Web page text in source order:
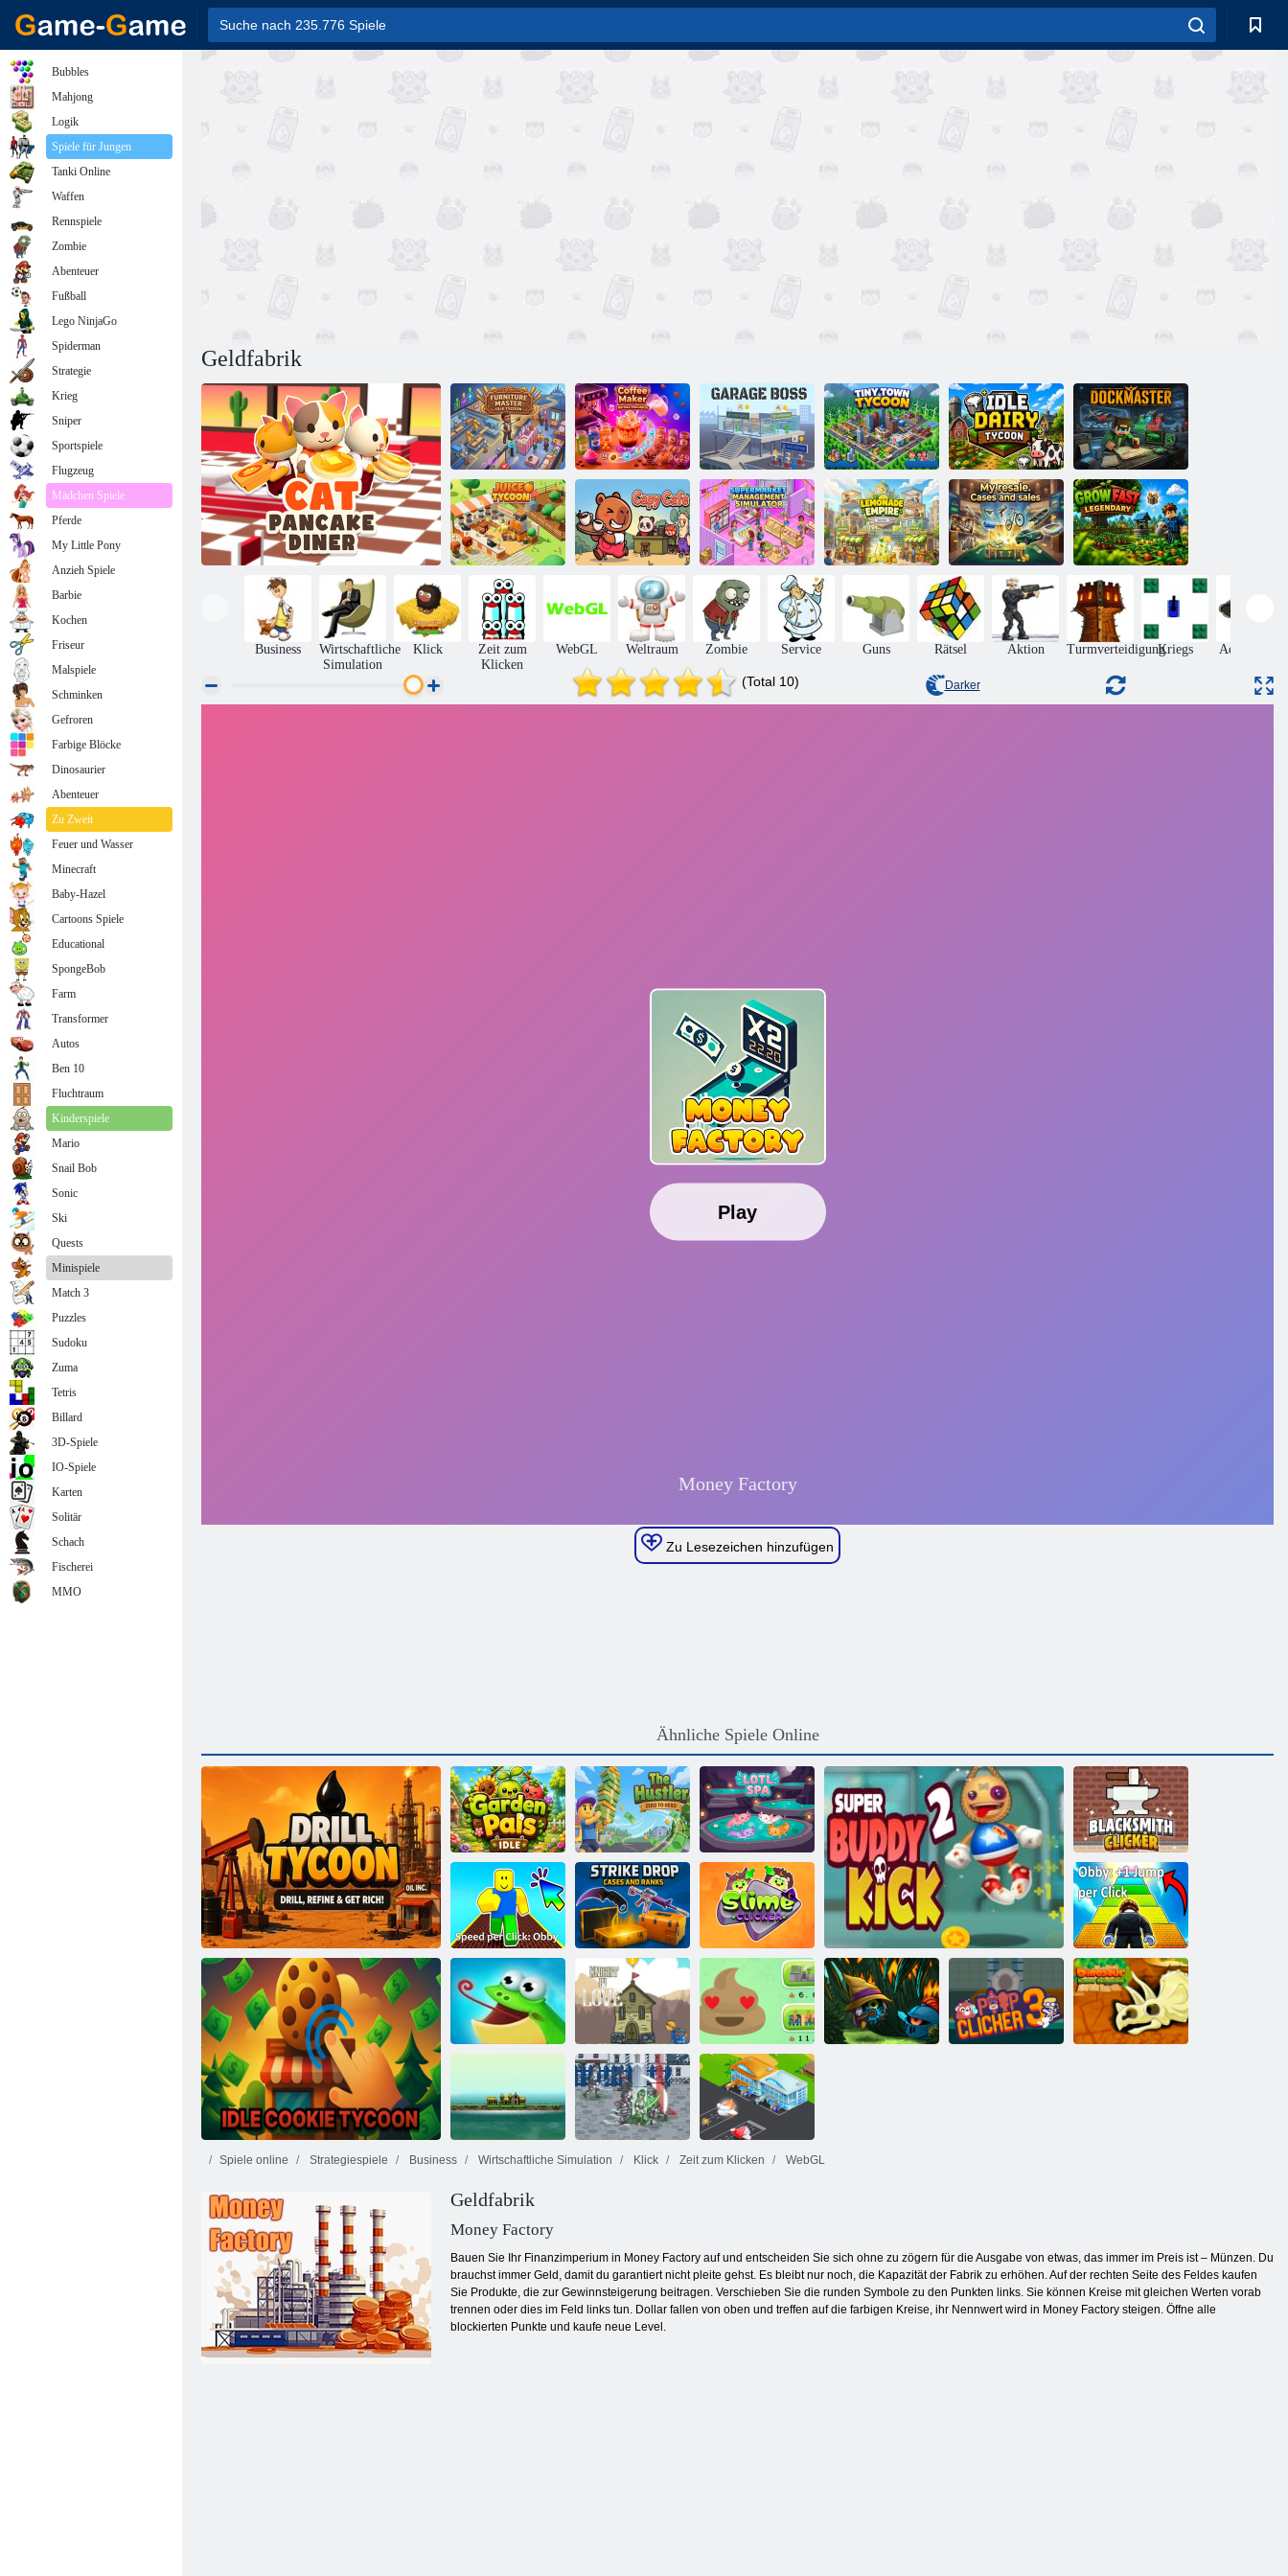
Geldfabrik
Möbelmeister:
Idle Tycoon
Kaffeemaschine
- Barista-
Simulator
Garagenboss
Tiny Town
Tycoon
Idle Dairy
Tycoon
Hafenmeister
SAFT-
TYCOON
Capy Café
Supermarkt-
Management-
Limonadenimperium
Mein
Weiterverkauf.
Fälle und
Verkauf
Schnell
wachsen:
Legendär
Business
Wirtschaftliche
Simulation
Klick
Zeit zum
Klicken
WebGL Weltraum Zombie Service Guns Rätsel Aktion TurmverteidigungKriegs Adventures
(Total 10) Darker
Zu Lesezeichen hinzufügen
Ähnliche Spiele Online
Bohrinselbohrer
Gartenfreunde
im Leerlauf
Der Hustler Lotl Spa Schmied Clicker
Geschwindigkeit
pro Klick: Obby
Strike Drop-
Fälle und Ränge
Idle Cookie Tycoon
Schleim-Clicker
Obby: +1
Sprung pro
Klick
Fang den Frosch
Ritter In Der
Liebe
Poop Clicker 2
Reich Insel
Spiele online Strategiespiele Business Wirtschaftliche Simulation Klick Zeit zum Klicken WebGL
Geldfabrik
Money Factory
Bauen Sie Ihr Finanzimperium in Money Factory auf und entscheiden Sie sich ohne zu zögern für die Ausgabe von etwas, das immer im Preis ist – Münzen. Du
brauchst immer Geld, damit du garantiert nicht pleite gehst. Es bleibt nur noch, die Kapazität der Fabrik zu erhöhen. Auf der rechten Seite des Feldes kaufen
Sie Produkte, die zur Gewinnsteigerung beitragen. Verschieben Sie die runden Symbole zu den Punkten links. Sie können Kreise mit gleichen Werten vorab
trennen oder dies im Feld links tun. Dollar fallen von oben und treffen auf die farbigen Kreise, ihr Nennwert wird in Money Factory steigen. Öffne alle
blockierten Punkte und kaufe neue Level.
Bubbles
Mahjong
Logik
Spiele für Jungen
Tanki Online
Waffen
Rennspiele
Zombie
Abenteuer
Fußball
Lego NinjaGo
Spiderman
Strategie
Krieg
Sniper
Sportspiele
Flugzeug
Mädchen Spiele
Pferde
My Little Pony
Anzieh Spiele
Barbie
Kochen
Friseur
Malspiele
Schminken
Gefroren
Farbige Blöcke
Dinosaurier
Abenteuer
Zu Zweit
Feuer und Wasser
Minecraft
Baby-Hazel
Cartoons Spiele
Educational
SpongeBob
Farm
Transformer
Autos
Ben 10
Fluchtraum
Kinderspiele
Mario
Snail Bob
Sonic
Ski
Quests
Minispiele
Match 3
Puzzles
Sudoku
Zuma
Tetris
Billard
3D-Spiele
IO-Spiele
Karten
Solitär
Schach
Fischerei
MMO